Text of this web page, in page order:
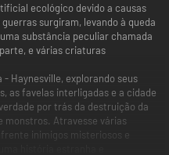
ecológico devido a causas
surgiram, levando à queda
substância peculiar chamada
e várias criaturas
Haynesville, explorando seus
as favelas interligadas e a cidade
por trás da destruição da
monstros. Atravesse várias
inimigos misteriosos e